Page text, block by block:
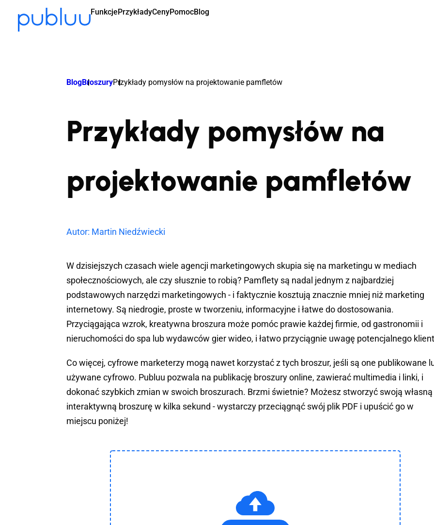
FunkcjePrzykładyCenyPomocBlog
BlogBroszuryPrzykłady pomysłów na projektowanie pamfletów
Przykłady pomysłów na
projektowanie pamfletów
Autor: Martin Niedźwiecki
W dzisiejszych czasach wiele agencji marketingowych skupia się na marketingu w mediach
społecznościowych, ale czy słusznie to robią? Pamflety są nadal jednym z najbardziej
podstawowych narzędzi marketingowych - i faktycznie kosztują znacznie mniej niż marketing
internetowy. Są niedrogie, proste w tworzeniu, informacyjne i łatwe do dostosowania.
Przyciągająca wzrok, kreatywna broszura może pomóc prawie każdej firmie, od gastronomii i
nieruchomości do spa lub wydawców gier wideo, i łatwo przyciągnie uwagę potencjalnego
Co więcej, cyfrowe marketerzy mogą nawet korzystać z tych broszur, jeśli są one publikowane
używane cyfrowo. Publuu pozwala na publikację broszury online, zawierać multimedia i linki, i
dokonać szybkich zmian w swoich broszurach. Brzmi świetnie? Możesz stworzyć swoją własną
interaktywną broszurę w kilka sekund - wystarczy przeciągnąć swój plik PDF i upuścić go w
miejscu poniżej!